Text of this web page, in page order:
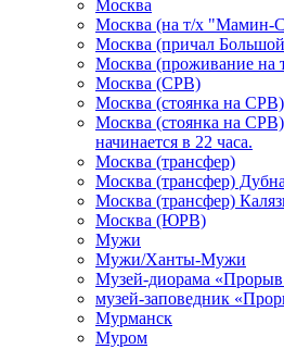
Москва
Москва (на т/х "Мамин-
Москва (причал
Москва (проживание на
Москва (СРВ)
Москва (стоянка на СРВ)
Москва (стоянка на
начинается в 22 часа.
Москва (трансфер)
Москва (трансфер) Дубна
Москва (трансфер)
Москва (ЮРВ)
Мужи
Мужи/Ханты-Мужи
Музей-диорама
музей-заповедник
Мурманск
Муром